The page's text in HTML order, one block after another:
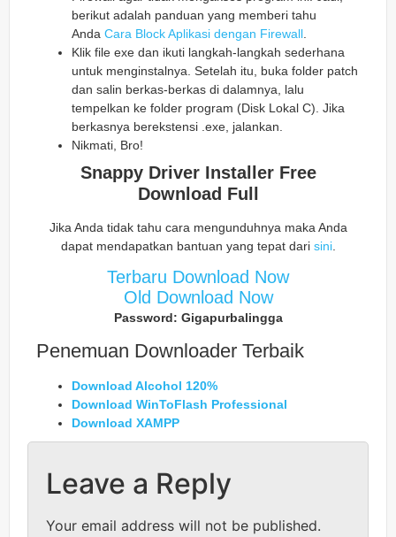
berikut adalah panduan yang memberi tahu
Anda Cara Block Aplikasi dengan Firewall
Klik file exe dan ikuti langkah-langkah sederhana
untuk menginstalnya. Setelah itu, buka folder patch
dan salin berkas-berkas di dalamnya, lalu
tempelkan ke folder program (Disk Lokal C). Jika
berkasnya berekstensi .exe, jalankan.
Nikmati, Bro!
Snappy Driver Installer Free
Download Full
Jika Anda tidak tahu cara mengunduhnya maka Anda
dapat mendapatkan bantuan yang tepat dari sini.
Terbaru Download Now
Old Download Now
Password: Gigapurbalingga
Penemuan Downloader Terbaik
Download Alcohol 120%
Download WinToFlash Professional
Download XAMPP
Leave a Reply
Your email address will not be published.